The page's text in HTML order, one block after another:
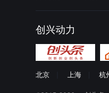
创兴动力
北京 上海 杭